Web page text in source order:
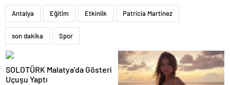
Antalya Eğitim Etkinlik Patricia Martinez
son dakika Spor
SOLOTÜRK Malatya’da Gösteri
Uçuşu Yaptı